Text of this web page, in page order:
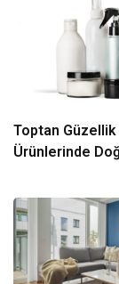
Toptan Güzellik
Ürünlerinde